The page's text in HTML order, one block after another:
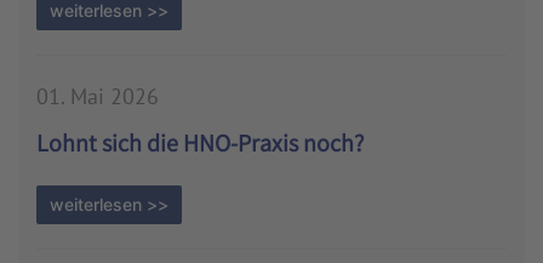
weiterlesen >>
01. Mai 2026
Lohnt sich die HNO-Praxis noch?
weiterlesen >>